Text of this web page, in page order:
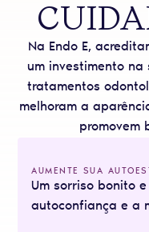
Na Endo E,
um investimento na
tratamentos
melhoram a
promovem
AUMENTE SUA
Um sorriso bonito
autoconfiança e a